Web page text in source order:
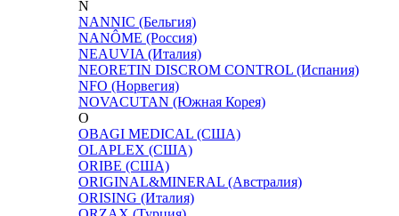
N
NANNIC (Бельгия)
NANÔME (Россия)
NEAUVIA (Италия)
NEORETIN DISCROM CONTROL (Испания)
NFO (Норвегия)
NOVACUTAN (Южная Корея)
O
OBAGI MEDICAL (США)
OLAPLEX (США)
ORIBE (США)
ORIGINAL&MINERAL (Австралия)
ORISING (Италия)